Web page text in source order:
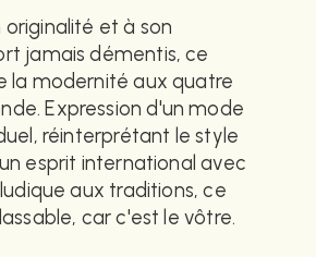
originalité et à son
jamais démentis, ce
la modernité aux quatre
Expression d'un mode
réinterprétant le style
esprit international avec
aux traditions, ce
car c'est le vôtre.